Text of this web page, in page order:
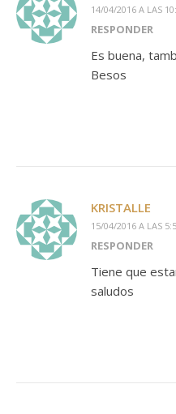
14/04/2016 A LAS
RESPONDER
Es buena,
Besos
KRISTALLE
15/04/2016 A LAS
RESPONDER
Tiene que
saludos